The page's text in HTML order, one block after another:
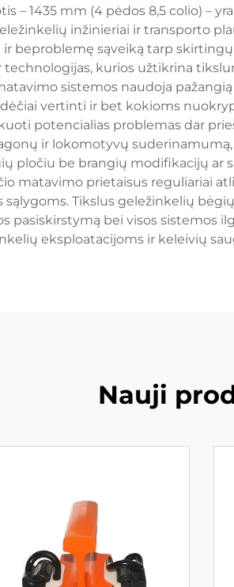
– 1435 mm (4 pėdos 8,5 colio) –
inžinieriai ir transporto
beproblemę sąveiką tarp
kurios užtikrina
sistemos naudoja
vertinti ir bet kokioms
potencialias problemas dar
ir lokomotyvų
pločiu be brangių modifikacijų ar
matavimo prietaisus reguliariai
Tikslus geležinkelių
pasiskirstymą bei visos sistemos
eksploatacijoms ir keleivių
Nauji